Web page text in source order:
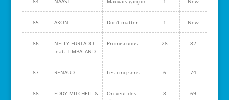
85 AKON Don't matter 1 New
86
NELLY FURTADO
feat. TIMBALAND
Promiscuous 28 82
87 RENAUD Les cinq sens 6 74
88
EDDY MITCHELL &
On veut des
8 69